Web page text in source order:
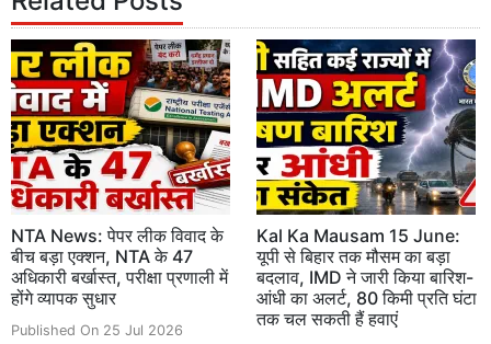
NTA News: पेपर लीक विवाद के
बीच बड़ा एक्शन, NTA के 47
अधिकारी बर्खास्त, परीक्षा प्रणाली में
होंगे व्यापक सुधार
Published On 25 Jul 2026
Kal Ka Mausam 15 June:
यूपी से बिहार तक मौसम का बड़ा
बदलाव, IMD ने जारी किया बारिश-
आंधी का अलर्ट, 80 किमी प्रति घंटा
तक चल सकती हैं हवाएं